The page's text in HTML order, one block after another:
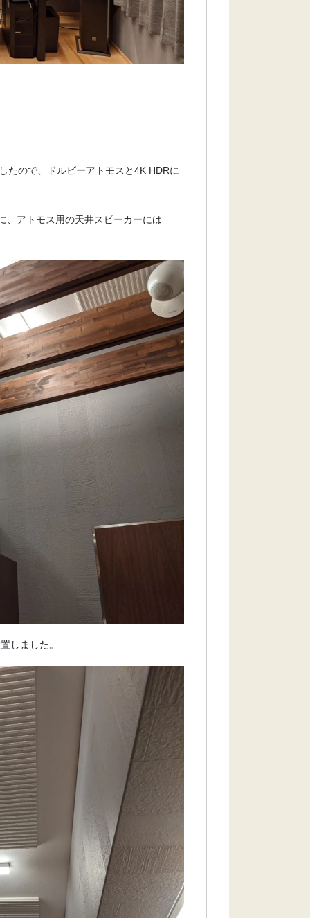
たので、ドルビーアトモスと4K HDRに
、アトモス用の天井スピーカーには
しました。